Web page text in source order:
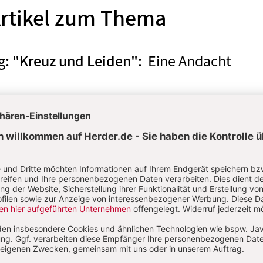
zum Thema
"Kreuz und Leiden": Eine Andacht
1. September 2025 S. 201-202 Gottesdienstvorbereitung
Kreuze“
Von Jörg Müller